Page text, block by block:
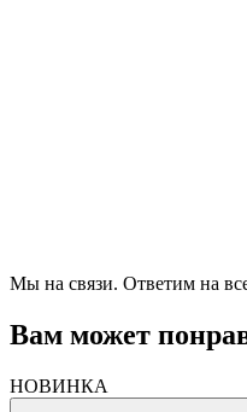
Мы на связи. Ответим на
Вам может
НОВИНКА